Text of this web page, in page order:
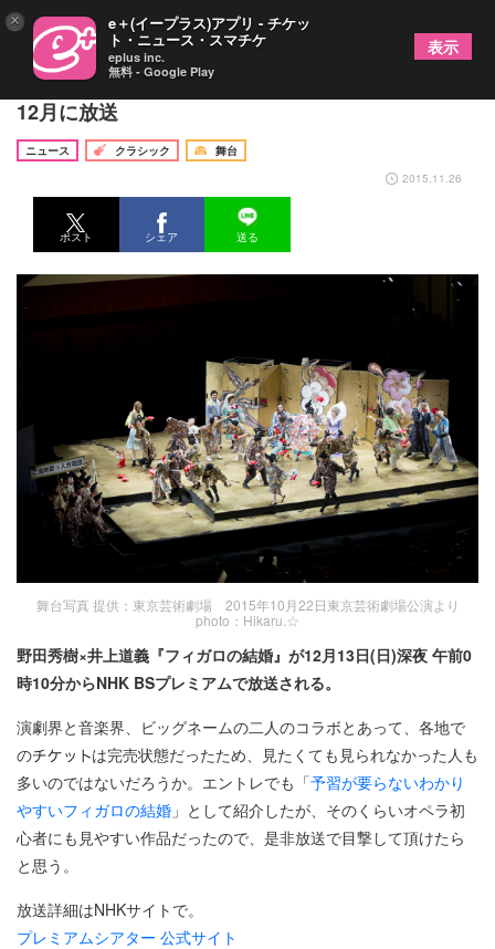
野田秀樹・オペラ「フィガロの結婚」がNHK BSで
12月に放送
ニュース クラシック
舞台
2015.11.26
ポスト シェア 送る
舞台写真 提供：東京芸術劇場 2015年10月22日東京芸術劇場公演より
photo：Hikaru.☆
野田秀樹×井上道義『フィガロの結婚』が12月13日(日)深夜 午前0
時10分からNHK BSプレミアムで放送される。
演劇界と音楽界、ビッグネームの二人のコラボとあって、各地で
の
は完売状態だったため、見たくても見られなかった人も
多いのではないだろうか。エントレでも「予習が要らないわかり
やすいフィガロの結婚 」として紹介したが、そのくらいオペラ初
心者にも見やすい作品だったので、是非放送で目撃して頂けたら
と思う。
放送詳細はNHKサイトで。
プレミアムシアター 公式サイト
× e＋(イープラス)アプリ - チケッ
ト・ニュース・スマチケ
eplus inc.
無料 - Google Play
表示